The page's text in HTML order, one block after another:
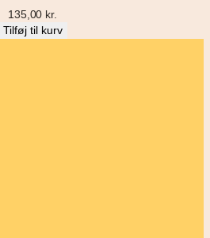
135,00 kr.
Tilføj til kurv